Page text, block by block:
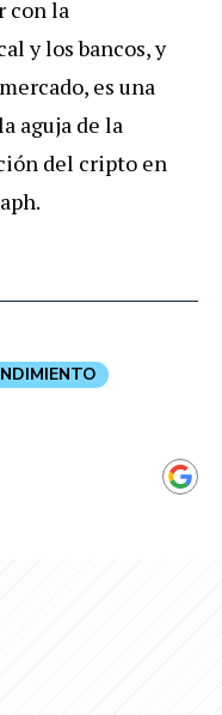
con la
y los bancos, y
es una
aguja de la
del cripto en